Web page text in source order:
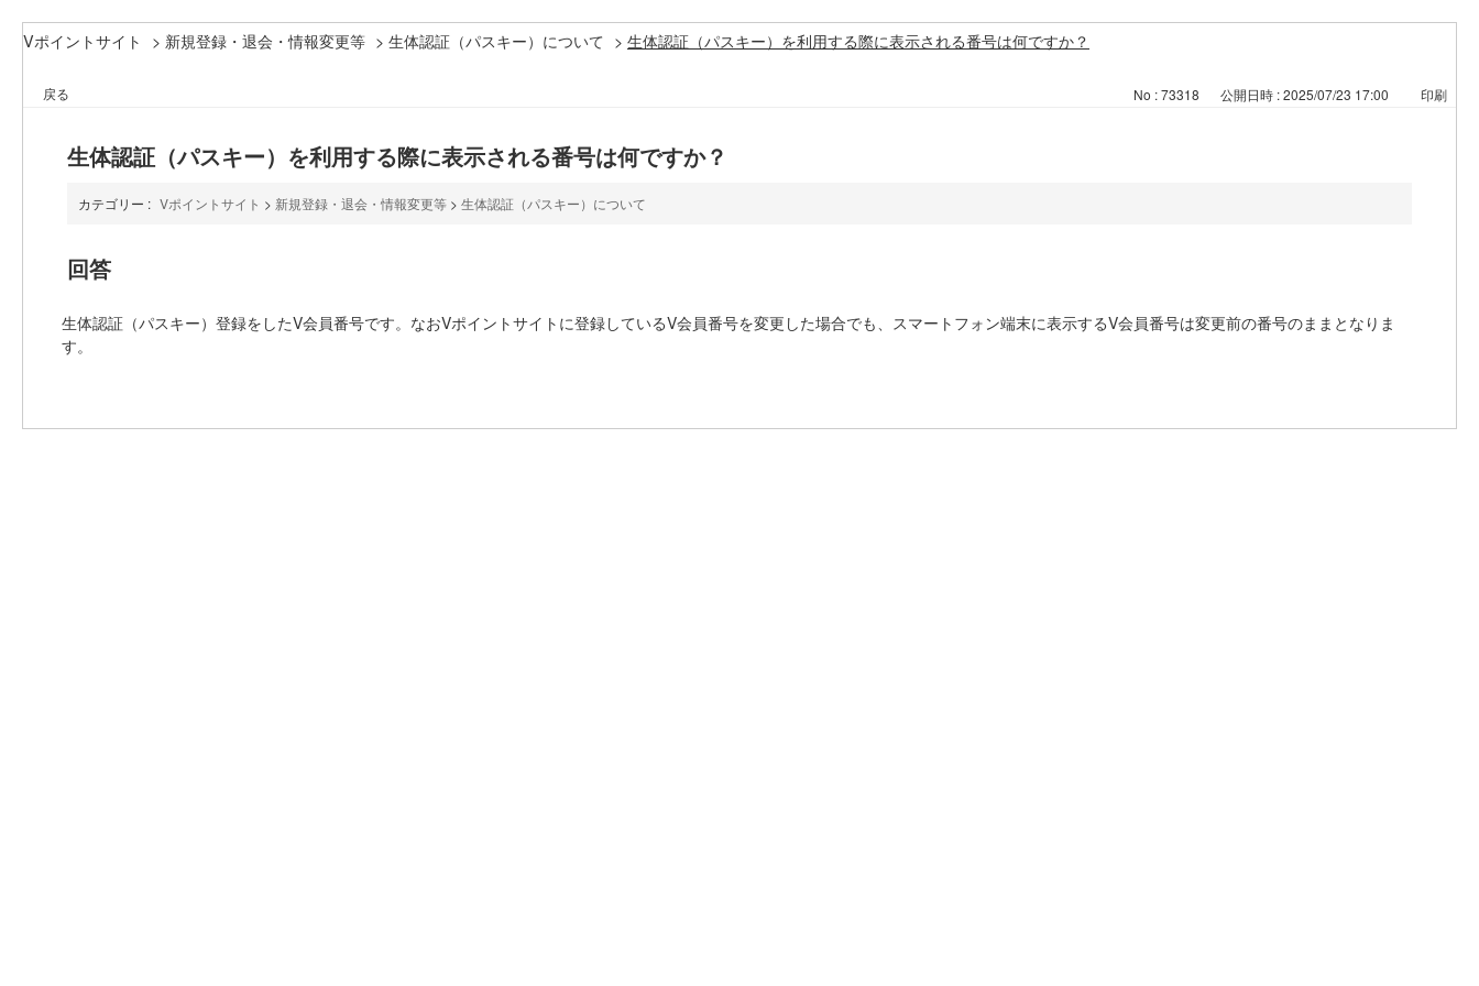
Vポイントサイト > 新規登録・退会・情報変更等 > 生体認証（パスキー）について > 生体認証（パスキー）を利用する際に表示される番号は何ですか？
戻る No : 73318 公開日時 : 2025/07/23 17:00 印刷
生体認証（パスキー）を利用する際に表示される番号は何ですか？
カテゴリー : Vポイントサイト > 新規登録・退会・情報変更等 > 生体認証（パスキー）について
回答
生体認証（パスキー）登録をしたV会員番号です。なおVポイントサイトに登録しているV会員番号を変更した場合でも、スマートフォン端末に表示するV会員番号は変更前の番号のままとなりま
す。